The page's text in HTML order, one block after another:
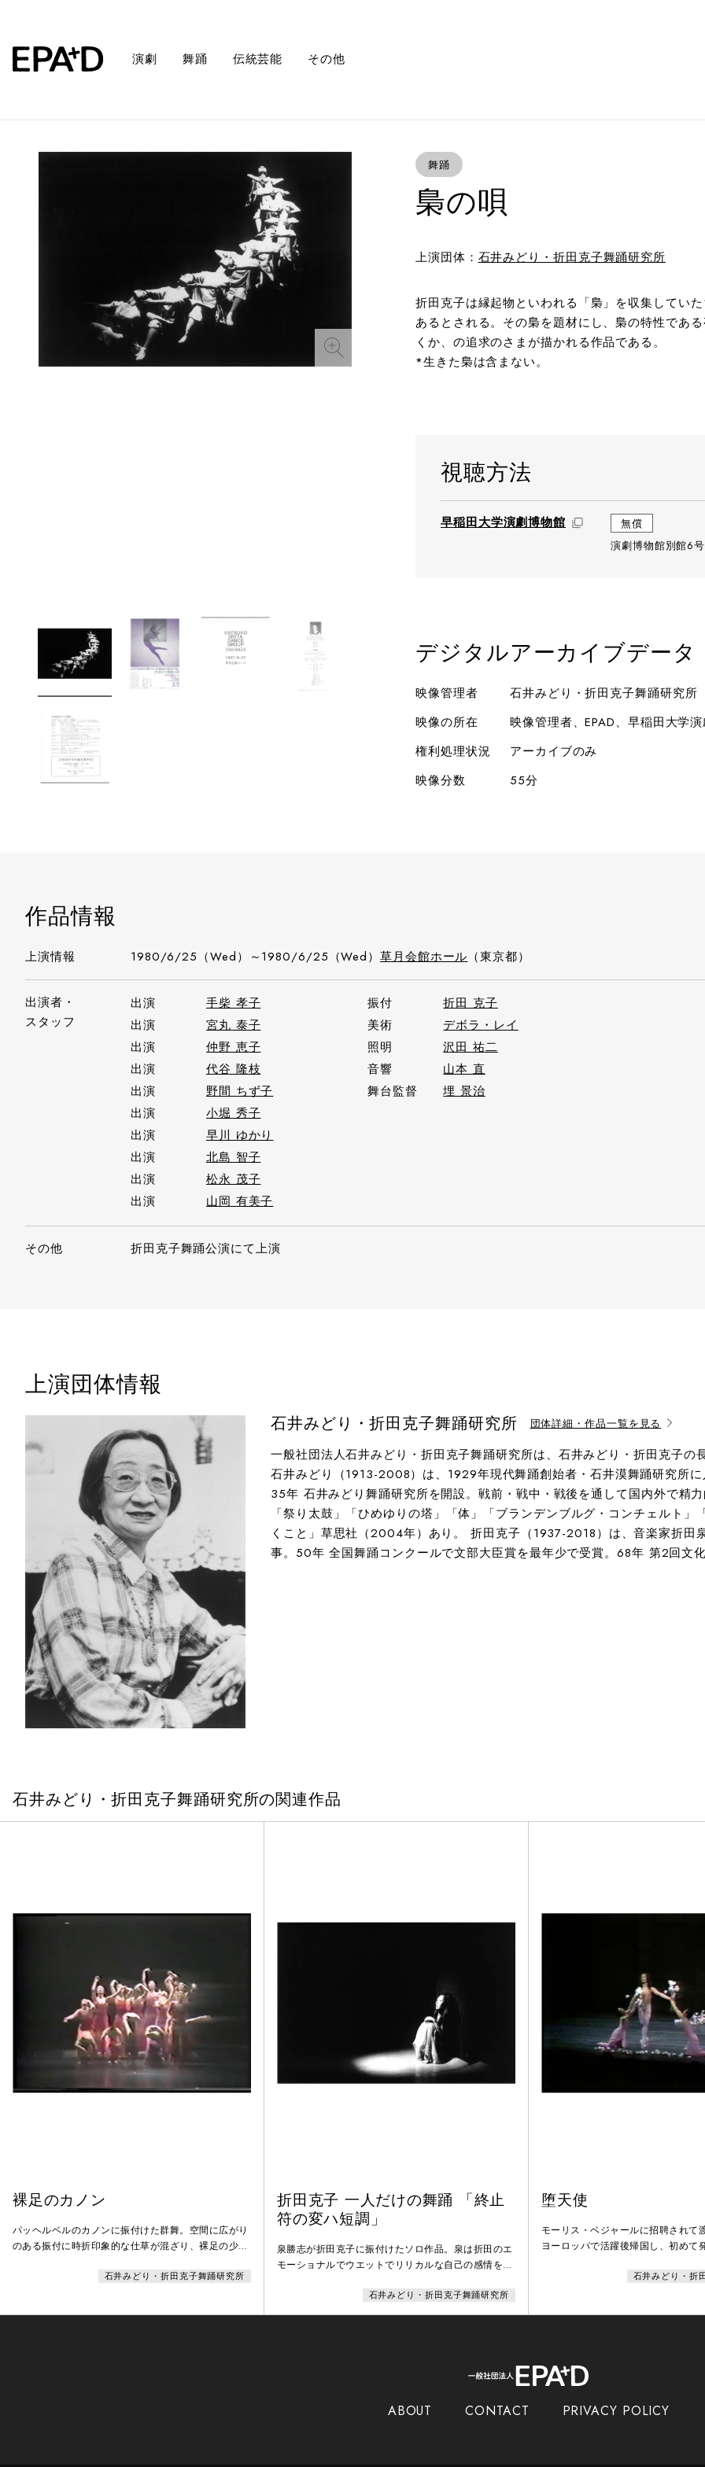
演劇 舞踊 伝統芸能 その他
舞踊
梟の唄
上演団体： 石井みどり・折田克子舞踊研究所
折田克子は縁起物といわれる「梟」を収集してい
あるとされる。その梟を題材にし、梟の特性であ
くか、の追求のさまが描かれる作品である。
*生きた梟は含まない。
視聴方法
早稲田大学演劇博物館
無償
演劇博物館別館6
デジタルアーカイブデータ
映像管理者
石井みどり・折田克子舞踊研究所
映像の所在
映像管理者、EPAD、早稲田大学
権利処理状況
アーカイブのみ
映像分数
55分
作品情報
上演情報 1980/6/25（Wed）～1980/6/25（Wed）草月会館ホール （東京都）
出演者・
スタッフ
出演
手柴 孝子
出演
宮丸 泰子
出演
仲野 恵子
出演
代谷 隆枝
出演
野間 ちず子
出演
小堀 秀子
出演
早川 ゆかり
出演
北島 智子
出演
松永 茂子
出演
山岡 有美子
振付
折田 克子
美術
デボラ・レイ
照明
沢田 祐二
音響
山本 直
舞台監督
埋 景治
その他 折田克子舞踊公演にて上演
上演団体情報
石井みどり・折田克子舞踊研究所 団体詳細・作品一覧を見る
一般社団法人石井みどり・折田克子舞踊研究所は、石井みどり・折田克子の
石井みどり（1913-2008）は、1929年現代舞踊創始者・石井漠舞踊研究所
35年 石井みどり舞踊研究所を開設。戦前・戦中・戦後を通して国内外で精
「祭り太鼓」「ひめゆりの塔」「体」「ブランデンブルグ・コンチェルト
くこと」草思社（2004年）あり。 折田克子（1937-2018）は、音楽家折
事。50年 全国舞踊コンクールで文部大臣賞を最年少で受賞。68年 第2回文
石井みどり・折田克子舞踊研究所の関連作品
裸足のカノン
パッヘルベルのカノンに振付けた群舞。空間に広がり
のある振付に時折印象的な仕草が混ざり、裸足の少女
音楽と溶け合うような一体感のある作品である。
石井みどり・折田克子舞踊研究所
折田克子 一人だけの舞踊 「終止
符の変ハ短調」
泉勝志が折田克子に振付けたソロ作品。泉は折田のエ
モーショナルでウエットでリリカルな自己の感情を主
石井みどり・折田克子舞踊研究所
堕天使
モーリス・ベジャールに招聘されて
ヨーロッパで活躍後帰国し、初めて
立した。泉は自らが見た夢を数多く
石井みどり・折
ABOUT CONTACT PRIVACY POLICY